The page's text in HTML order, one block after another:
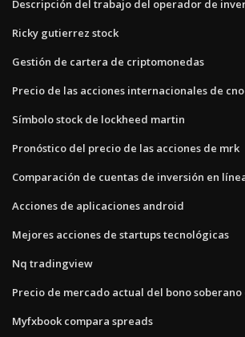
Descripción del trabajo del operador de
Ricky gutierrez stock
Gestión de cartera de criptomonedas
Precio de las acciones internacionales de
Símbolo stock de lockheed martin
Pronóstico del precio de las acciones de mrk
Comparación de cuentas de inversión en
Acciones de aplicaciones android
Mejores acciones de startups tecnológicas
Nq tradingview
Precio de mercado actual del bono soberano
Myfxbook compara spreads